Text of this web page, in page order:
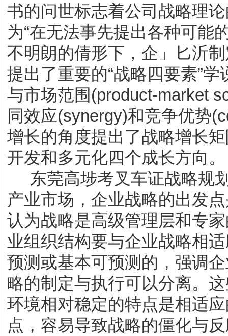
书的问世标志着公司战略理
为“在无法事先提出各种可能
不明朗的倩形下，企」匕沂
提出了重要的“战略四要素”
与市场范围(product-market
同效应(synergy)和竞争优势
增长的角度提出了战略增长
开发和多元化四个成长方向。
东莞高埗考叉车证战略规
产业市场，企业战略的出发
认为战略是高级管理层和专
业组织结构要与企业战略相
预测或基本可预测的，强调
略的制定与执行可以分离。
环境相对稳定的特点是相适
点，容易导致战略的僵化与